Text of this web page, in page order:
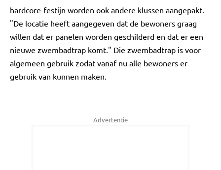
hardcore-festijn worden ook andere klussen aangepakt.
"De locatie heeft aangegeven dat de bewoners graag
willen dat er panelen worden geschilderd en dat er een
nieuwe zwembadtrap komt." Die zwembadtrap is voor
algemeen gebruik zodat vanaf nu alle bewoners er
gebruik van kunnen maken.
Advertentie